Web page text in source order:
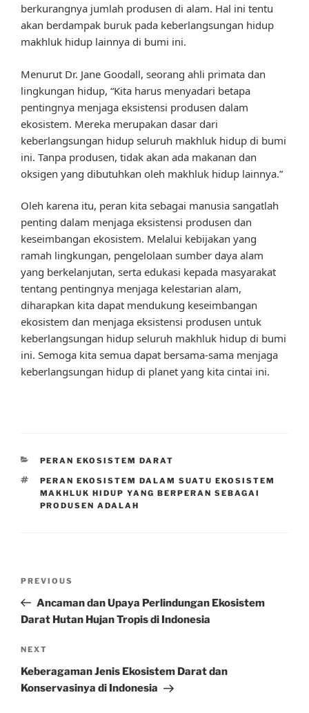
berkurangnya jumlah produsen di alam. Hal ini tentu
akan berdampak buruk pada keberlangsungan hidup
makhluk hidup lainnya di bumi ini.
Menurut Dr. Jane Goodall, seorang ahli primata dan
lingkungan hidup, “Kita harus menyadari betapa
pentingnya menjaga eksistensi produsen dalam
ekosistem. Mereka merupakan dasar dari
keberlangsungan hidup seluruh makhluk hidup di bumi
ini. Tanpa produsen, tidak akan ada makanan dan
oksigen yang dibutuhkan oleh makhluk hidup lainnya.”
Oleh karena itu, peran kita sebagai manusia sangatlah
penting dalam menjaga eksistensi produsen dan
keseimbangan ekosistem. Melalui kebijakan yang
ramah lingkungan, pengelolaan sumber daya alam
yang berkelanjutan, serta edukasi kepada masyarakat
tentang pentingnya menjaga kelestarian alam,
diharapkan kita dapat mendukung keseimbangan
ekosistem dan menjaga eksistensi produsen untuk
keberlangsungan hidup seluruh makhluk hidup di bumi
ini. Semoga kita semua dapat bersama-sama menjaga
keberlangsungan hidup di planet yang kita cintai ini.
CATEGORIES
PERAN EKOSISTEM DARAT
TAGS
PERAN EKOSISTEM DALAM SUATU EKOSISTEM
MAKHLUK HIDUP YANG BERPERAN SEBAGAI
PRODUSEN ADALAH
Previous
Post
PREVIOUS
Ancaman dan Upaya Perlindungan Ekosistem
Darat Hutan Hujan Tropis di Indonesia
Next
Post
NEXT
Keberagaman Jenis Ekosistem Darat dan
Konservasinya di Indonesia